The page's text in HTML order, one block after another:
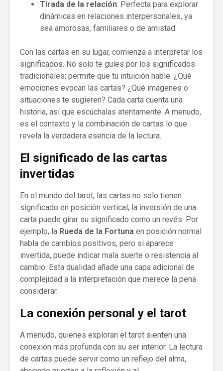
Tirada de la relación: Perfecta para explorar
dinámicas en relaciones interpersonales, ya
sea amorosas, familiares o de amistad.
Con las cartas en su lugar, comienza a interpretar los
significados. No solo te guíes por los significados
tradicionales; permite que tu intuición hable. ¿Qué
emociones evocan las cartas? ¿Qué imágenes o
situaciones te sugieren? Cada carta cuenta una
historia, así que escúchalas atentamente. A menudo,
es el contexto y la combinación de cartas lo que
revela la verdadera esencia de la lectura.
El significado de las cartas
invertidas
En el mundo del tarot, las cartas no solo tienen
significado en posición vertical; la inversión de una
carta puede girar su significado como un revés. Por
ejemplo, la Rueda de la Fortuna en posición normal
habla de cambios positivos, pero si aparece
invertida, puede indicar mala suerte o resistencia al
cambio. Esta dualidad añade una capa adicional de
complejidad a la interpretación que merece la pena
considerar.
La conexión personal y el tarot
A menudo, quienes exploran el tarot sienten una
conexión más profunda con su ser interior. La lectura
de cartas puede servir como un reflejo del alma,